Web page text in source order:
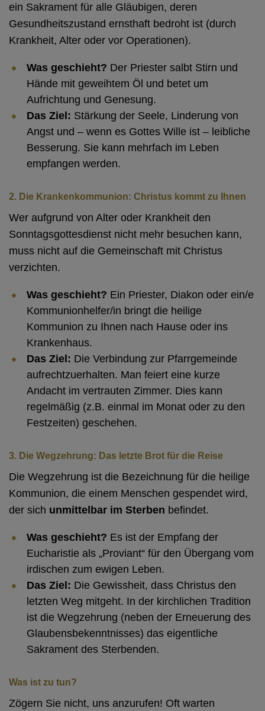
ein Sakrament für alle Gläubigen, deren
Gesundheitszustand ernsthaft bedroht ist (durch
Krankheit, Alter oder vor Operationen).
Was geschieht? Der Priester salbt Stirn und
Hände mit geweihtem Öl und betet um
Aufrichtung und Genesung.
Das Ziel: Stärkung der Seele, Linderung von
Angst und – wenn es Gottes Wille ist – leibliche
Besserung. Sie kann mehrfach im Leben
empfangen werden.
2. Die Krankenkommunion: Christus kommt zu Ihnen
Wer aufgrund von Alter oder Krankheit den
Sonntagsgottesdienst nicht mehr besuchen kann,
muss nicht auf die Gemeinschaft mit Christus
verzichten.
Was geschieht? Ein Priester, Diakon oder ein/e
Kommunionhelfer/in bringt die heilige
Kommunion zu Ihnen nach Hause oder ins
Krankenhaus.
Das Ziel: Die Verbindung zur Pfarrgemeinde
aufrechtzuerhalten. Man feiert eine kurze
Andacht im vertrauten Zimmer. Dies kann
regelmäßig (z.B. einmal im Monat oder zu den
Festzeiten) geschehen.
3. Die Wegzehrung: Das letzte Brot für die Reise
Die Wegzehrung ist die Bezeichnung für die heilige
Kommunion, die einem Menschen gespendet wird,
der sich unmittelbar im Sterben befindet.
Was geschieht? Es ist der Empfang der
Eucharistie als „Proviant“ für den Übergang vom
irdischen zum ewigen Leben.
Das Ziel: Die Gewissheit, dass Christus den
letzten Weg mitgeht. In der kirchlichen Tradition
ist die Wegzehrung (neben der Erneuerung des
Glaubensbekenntnisses) das eigentliche
Sakrament des Sterbenden.
Was ist zu tun?
Zögern Sie nicht, uns anzurufen! Oft warten